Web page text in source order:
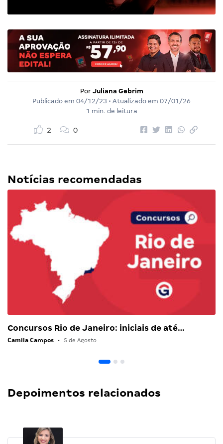
Por Juliana Gebrim
Publicado em 04/12/23 • Atualizado em 07/01/26
1 min. de leitura
2 0
Notícias recomendadas
Concursos Rio de Janeiro: iniciais de até…
Camila Campos • 5 de Agosto
Depoimentos relacionados